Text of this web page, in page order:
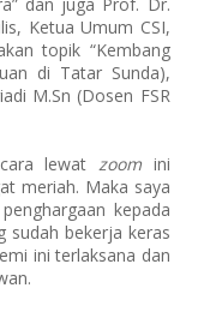
Ketua Umum CSI,
topik “Kembang
di Tatar Sunda),
M.Sn (Dosen FSR
lewat zoomini
meriah. Maka saya
kepada
sudah bekerja keras
ini terlaksana dan